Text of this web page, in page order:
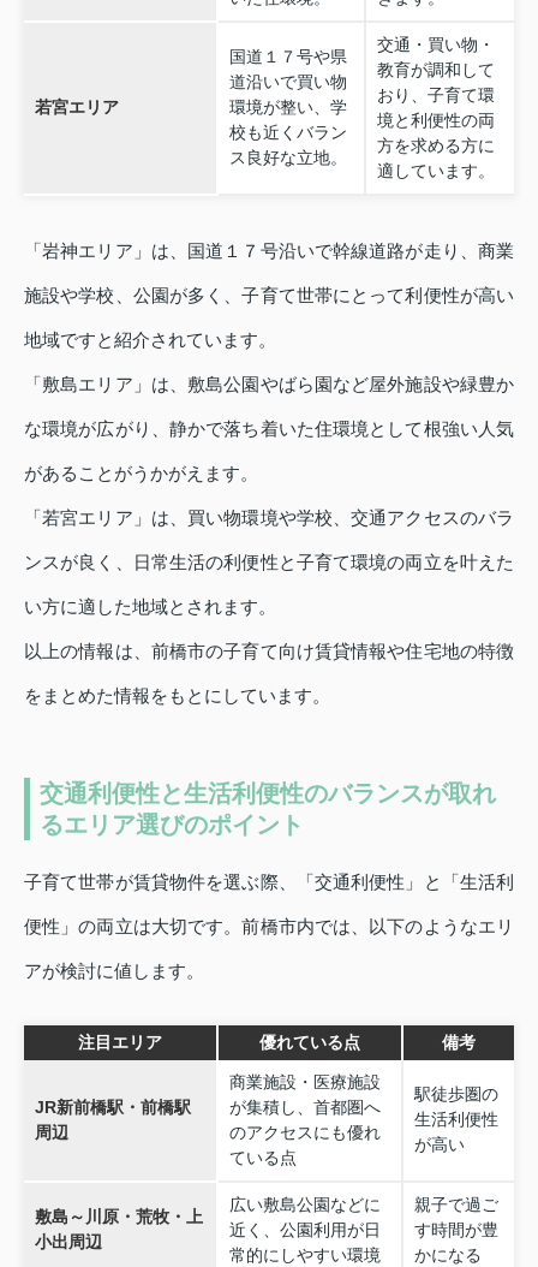
若宮エリア
国道１７号や県
道沿いで買い物
環境が整い、学
校も近くバラン
ス良好な立地。
交通・買い物・
教育が調和して
おり、子育て環
境と利便性の両
方を求める方に
適しています。
「岩神エリア」は、国道１７号沿いで幹線道路が走り、商業
施設や学校、公園が多く、子育て世帯にとって利便性が高い
地域ですと紹介されています。
「敷島エリア」は、敷島公園やばら園など屋外施設や緑豊か
な環境が広がり、静かで落ち着いた住環境として根強い人気
があることがうかがえます。
「若宮エリア」は、買い物環境や学校、交通アクセスのバラ
ンスが良く、日常生活の利便性と子育て環境の両立を叶えた
い方に適した地域とされます。
以上の情報は、前橋市の子育て向け賃貸情報や住宅地の特徴
をまとめた情報をもとにしています。
交通利便性と生活利便性のバランスが取れ
るエリア選びのポイント
子育て世帯が賃貸物件を選ぶ際、「交通利便性」と「生活利
便性」の両立は大切です。前橋市内では、以下のようなエリ
アが検討に値します。
注目エリア 優れている点 備考
JR新前橋駅・前橋駅
周辺
商業施設・医療施設
が集積し、首都圏へ
のアクセスにも優れ
ている点
駅徒歩圏の
生活利便性
が高い
敷島～川原・荒牧・上
小出周辺
広い敷島公園などに
近く、公園利用が日
常的にしやすい環境
親子で過ご
す時間が豊
かになる